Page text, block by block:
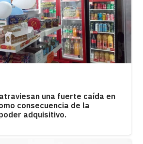
una fuerte caída en
consecuencia de la
adquisitivo.